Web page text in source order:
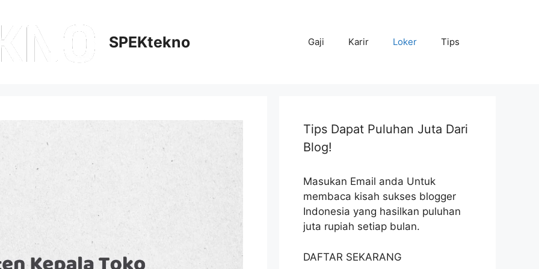
SPEKtekno Gaji Karir Loker Tips
Tips Dapat Puluhan Juta Dari
Blog!
Masukan Email anda Untuk
membaca kisah sukses blogger
Indonesia yang hasilkan puluhan
juta rupiah setiap bulan.
DAFTAR SEKARANG